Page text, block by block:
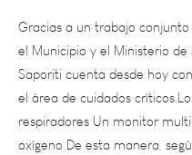
el Municipio y el Ministerio
Saporiti cuenta desde hoy
el área de cuidados
respiradores Un monitor
oxígeno De esta manera,
cuenta con máscaras con